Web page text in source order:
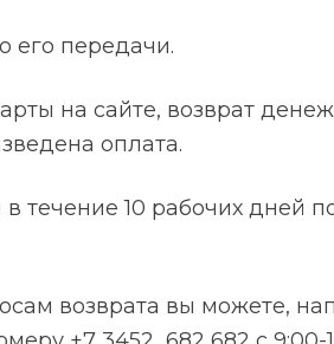
его передачи.
на сайте, возврат
оплата.
течение 10 рабочих дней
возврата вы можете,